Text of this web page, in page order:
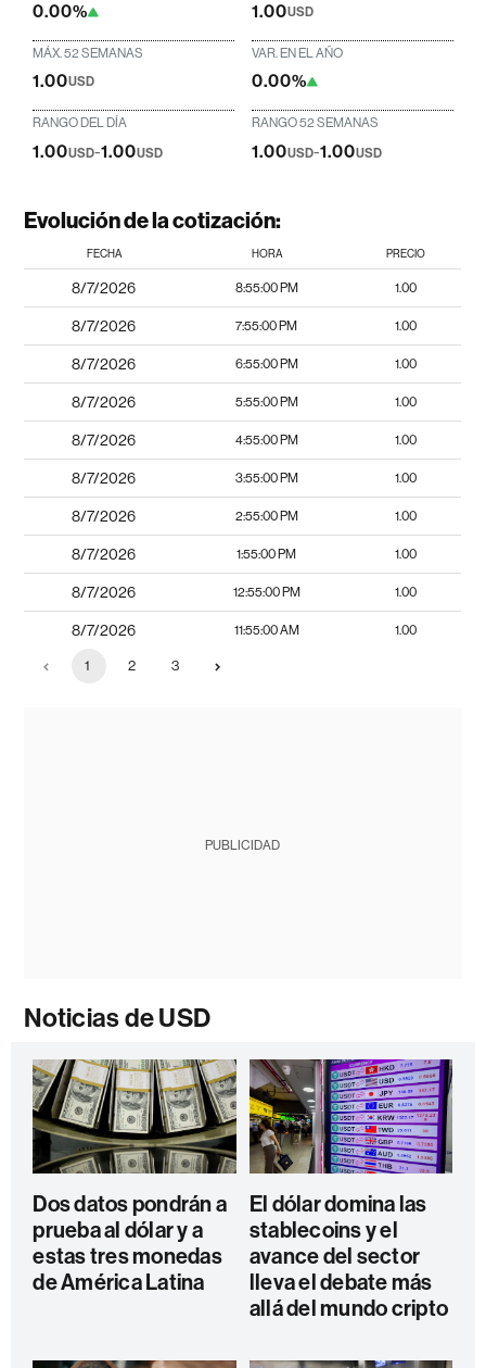
0.00% 1.00USD
MÁX. 52 SEMANAS
1.00USD
VAR. EN EL AÑO
0.00%
RANGO DEL DÍA
1.00USD-1.00USD
RANGO 52 SEMANAS
1.00USD-1.00USD
Evolución de la cotización:
FECHA HORA PRECIO
8/7/2026 8:55:00 PM 1.00
8/7/2026 7:55:00 PM 1.00
8/7/2026 6:55:00 PM 1.00
8/7/2026 5:55:00 PM 1.00
8/7/2026 4:55:00 PM 1.00
8/7/2026 3:55:00 PM 1.00
8/7/2026 2:55:00 PM 1.00
8/7/2026 1:55:00 PM 1.00
8/7/2026 12:55:00 PM 1.00
8/7/2026 11:55:00 AM 1.00
1 2 3
PUBLICIDAD
Noticias de USD
Dos datos pondrán a
prueba al dólar y a
estas tres monedas
de América Latina
El dólar domina las
stablecoins y el
avance del sector
lleva el debate más
allá del mundo cripto